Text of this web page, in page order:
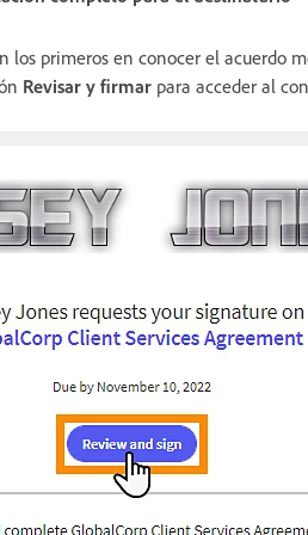
los primeros en conocer el acuerdo
Revisar y firmar para acceder al